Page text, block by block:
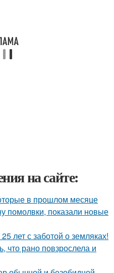
на сайте:
в прошлом месяце
помолвки, показали новые
лет с заботой о земляках!
что рано повзрослела и